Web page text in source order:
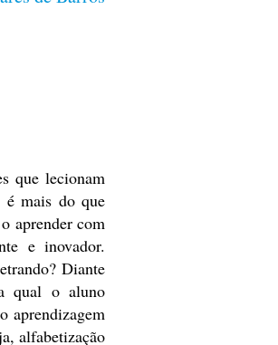
que lecionam
é mais do que
aprender com
e inovador.
Diante
qual o aluno
aprendizagem
alfabetização